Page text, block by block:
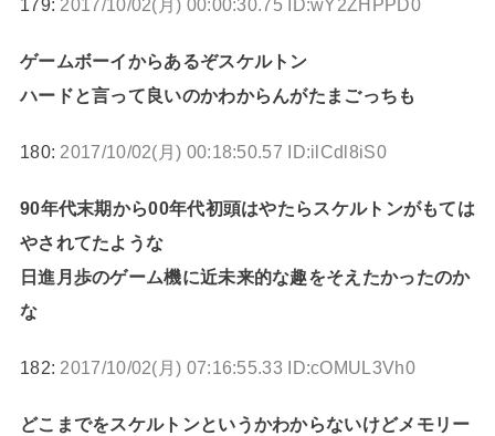
179: 2017/10/02(月) 00:00:30.75 ID:wY2ZHPPD0
ゲームボーイからあるぞスケルトン
ハードと言って良いのかわからんがたまごっちも
180: 2017/10/02(月) 00:18:50.57 ID:ilCdl8iS0
90年代末期から00年代初頭はやたらスケルトンがもては
やされてたような
日進月歩のゲーム機に近未来的な趣をそえたかったのか
な
182: 2017/10/02(月) 07:16:55.33 ID:cOMUL3Vh0
どこまでをスケルトンというかわからないけどメモリー